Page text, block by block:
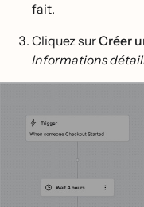
fait.
Cliquez surCréer
Informations